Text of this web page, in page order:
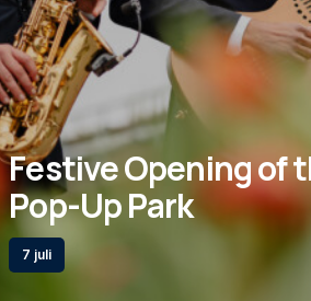
Festive Opening of
Pop-Up Park
7 juli